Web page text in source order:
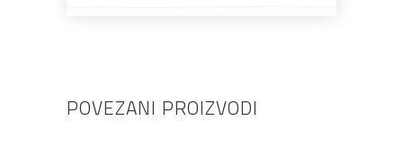
POVEZANI PROIZVODI